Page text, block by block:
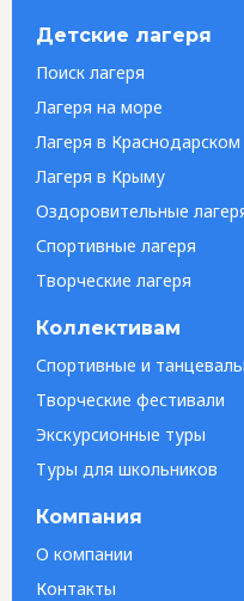
Детские лагеря
Поиск лагеря
Лагеря на море
Лагеря в Краснодарском
Лагеря в Крыму
Оздоровительные
Спортивные лагеря
Творческие лагеря
Коллективам
Спортивные и
Творческие фестивали
Экскурсионные туры
Туры для школьников
Компания
О компании
Контакты